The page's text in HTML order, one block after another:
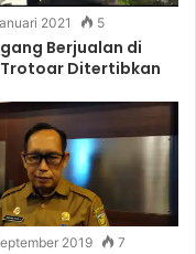
2021 5
Berjualan di
Ditertibkan
2019 7